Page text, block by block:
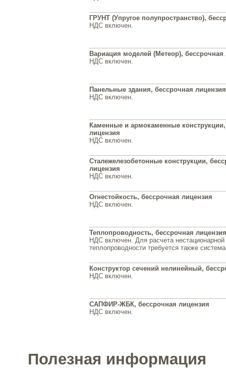
ГРУНТ (Упругое полупространство),
НДС включен.
Вариация моделей (Метеор), бессрочная
НДС включен.
Панельные здания, бессрочная лицензия
НДС включен.
Каменные и армокаменные
лицензия
НДС включен.
Сталежелезобетонные конструкции,
лицензия
НДС включен.
Огнестойкость, бессрочная лицензия
НДС включен.
Теплопроводность, бессрочная лицензия
НДС включен. Для расчета нестационарной
теплопроводности требуется также
Конструктор сечений нелинейный,
НДС включен.
САПФИР-ЖБК, бессрочная лицензия
НДС включен.
Полезная информация